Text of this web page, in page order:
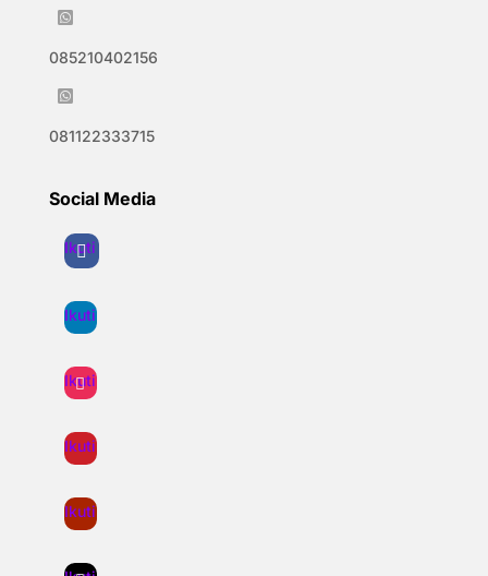

085210402156

081122333715
Social Media
Ikuti
Ikuti
Ikuti
Ikuti
Ikuti